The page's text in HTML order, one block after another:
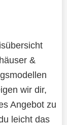
&
wir dir,
Angebot zu
leicht das